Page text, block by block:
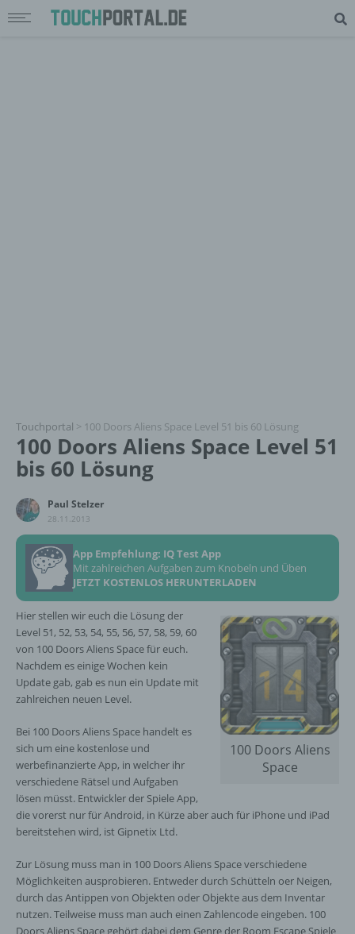
Touchportal > 100 Doors Aliens Space Level 51 bis 60 Lösung
100 Doors Aliens Space Level 51
bis 60 Lösung
Paul Stelzer
28.11.2013
App Empfehlung: IQ Test App
Mit zahlreichen Aufgaben zum Knobeln und Üben
JETZT KOSTENLOS HERUNTERLADEN
100 Doors Aliens
Space
Hier stellen wir euch die Lösung der
Level 51, 52, 53, 54, 55, 56, 57, 58, 59, 60
von 100 Doors Aliens Space für euch.
Nachdem es einige Wochen kein
Update gab, gab es nun ein Update mit
zahlreichen neuen Level.
Bei 100 Doors Aliens Space handelt es
sich um eine kostenlose und
werbefinanzierte App, in welcher ihr
verschiedene Rätsel und Aufgaben
lösen müsst. Entwickler der Spiele App,
die vorerst nur für Android, in Kürze aber auch für iPhone und iPad
bereitstehen wird, ist Gipnetix Ltd.
Zur Lösung muss man in 100 Doors Aliens Space verschiedene
Möglichkeiten ausprobieren. Entweder durch Schütteln oer Neigen,
durch das Antippen von Objekten oder Objekte aus dem Inventar
nutzen. Teilweise muss man auch einen Zahlencode eingeben. 100
Doors Aliens Space gehört dabei dem Genre der Room Escape Spiele